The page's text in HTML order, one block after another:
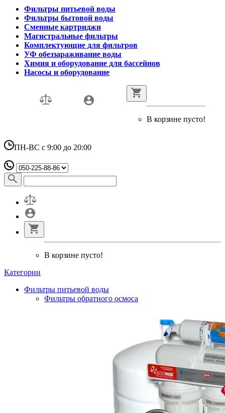
Фильтры питьевой воды
Фильтры бытовой воды
Сменные картриджи
Магистральные фильтры
Комплектующие для фильтров
УФ обеззараживание воды
Химия и оборудование для бассейнов
Насосы и оборудование
В корзине пусто!
ПН-ВС с 9:00 до 20:00
В корзине пусто!
Категории
Фильтры питьевой воды
Фильтры обратного осмоса